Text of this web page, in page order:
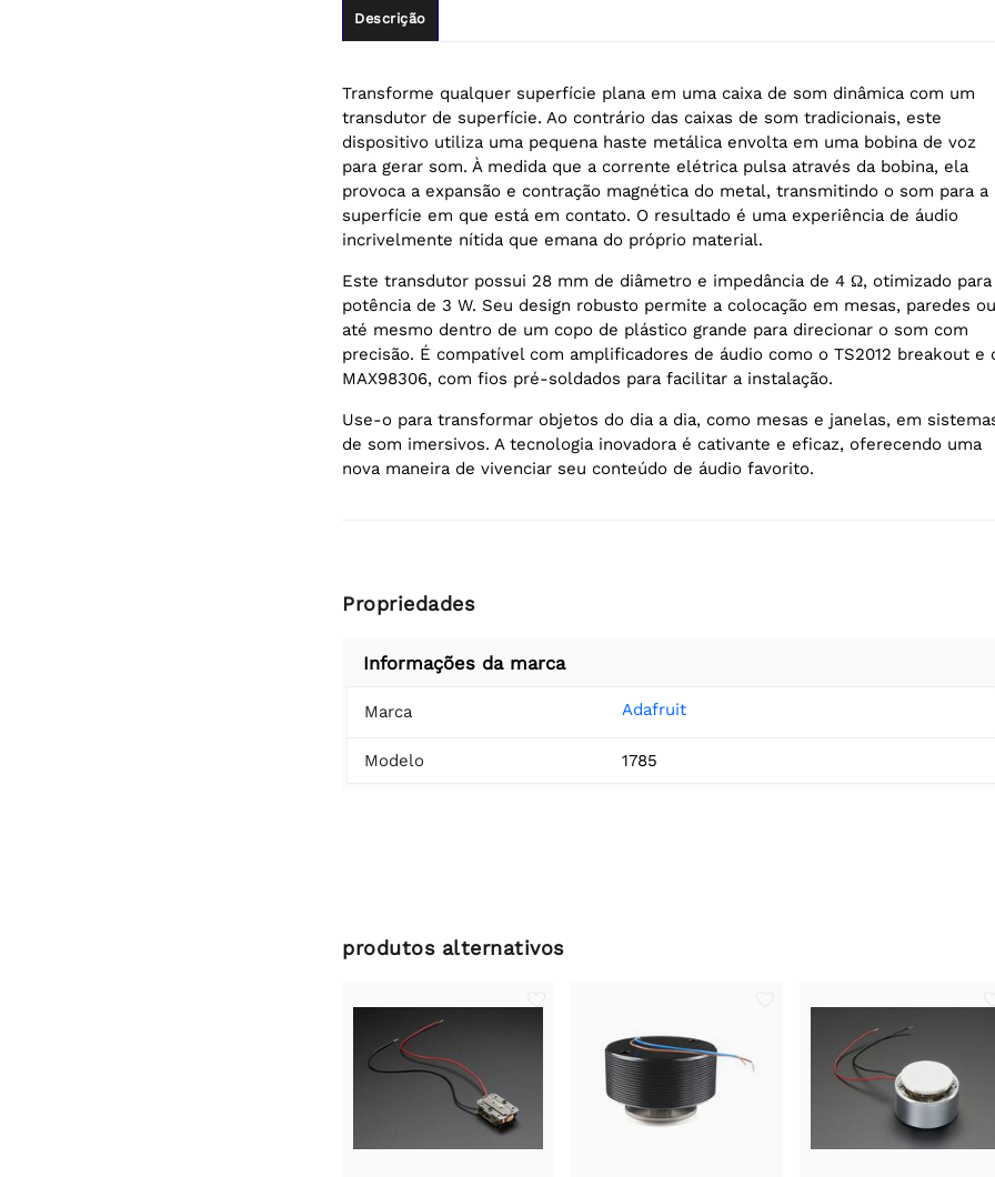
Descrição
Transforme qualquer superfície plana em uma caixa de som dinâmica com um
transdutor de superfície. Ao contrário das caixas de som tradicionais, este
dispositivo utiliza uma pequena haste metálica envolta em uma bobina de voz
para gerar som. À medida que a corrente elétrica pulsa através da bobina, ela
provoca a expansão e contração magnética do metal, transmitindo o som para a
superfície em que está em contato. O resultado é uma experiência de áudio
incrivelmente nítida que emana do próprio material.
Este transdutor possui 28 mm de diâmetro e impedância de 4 Ω, otimizado para
potência de 3 W. Seu design robusto permite a colocação em mesas, paredes ou
até mesmo dentro de um copo de plástico grande para direcionar o som com
precisão. É compatível com amplificadores de áudio como o TS2012 breakout e
MAX98306, com fios pré-soldados para facilitar a instalação.
Use-o para transformar objetos do dia a dia, como mesas e janelas, em
de som imersivos. A tecnologia inovadora é cativante e eficaz, oferecendo uma
nova maneira de vivenciar seu conteúdo de áudio favorito.
Propriedades
Informações da marca
Marca Adafruit
Modelo 1785
produtos alternativos